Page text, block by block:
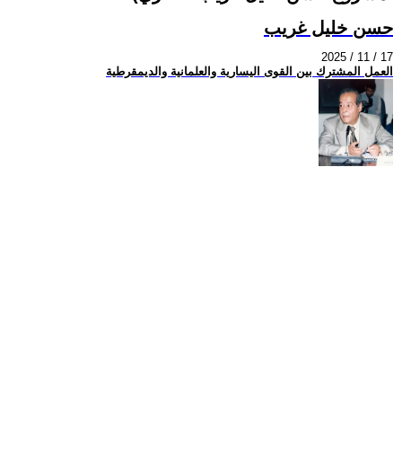
حسن خليل غريب
2025 / 11 / 17
العمل المشترك بين القوى اليسارية والعلمانية والديمقرطية